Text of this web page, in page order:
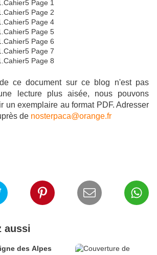
ce document sur ce blog n'est pas
lecture plus aisée, nous pouvons
un exemplaire au format PDF. Adresser
de nosterpaca@orange.fr
aussi
des Alpes